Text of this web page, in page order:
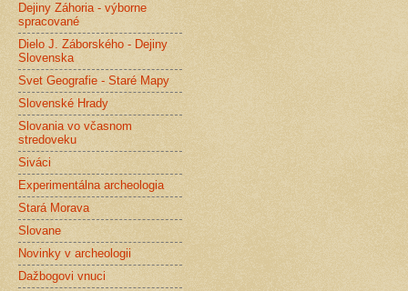
Dejiny Záhoria - výborne
spracované
Dielo J. Záborského - Dejiny
Slovenska
Svet Geografie - Staré Mapy
Slovenské Hrady
Slovania vo včasnom
stredoveku
Siváci
Experimentálna archeologia
Stará Morava
Slovane
Novinky v archeologii
Dažbogovi vnuci